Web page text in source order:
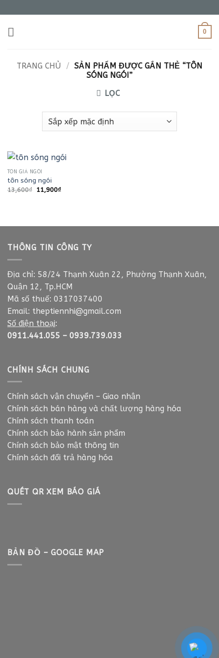
qua
nội
0
TRANG CHỦ / SẢN PHẨM ĐƯỢC GẮN THẺ “TÔN
SÓNG NGÓI”
LỌC
TÔN GIẢ NGÓI
tôn sóng ngói
13,600₫ Giá
gốc
11,900₫Giá
THÔNG TIN CÔNG TY
Địa chỉ: 58/24 Thạnh Xuân 22, Phường Thạnh Xuân,
Quận 12, Tp.HCM
Mã số thuế: 0317037400
Email: theptiennhi@gmail.com
Số điện thoại:
0911.441.055 – 0939.739.033
CHÍNH SÁCH CHUNG
Chính sách vận chuyển – Giao nhận
Chính sách bán hàng và chất lượng hàng hóa
Chính sách thanh toán
Chính sách bảo hành sản phẩm
Chính sách bảo mật thông tin
Chính sách đổi trả hàng hóa
QUÉT QR XEM BÁO GIÁ
BẢN ĐỒ – GOOGLE MAP